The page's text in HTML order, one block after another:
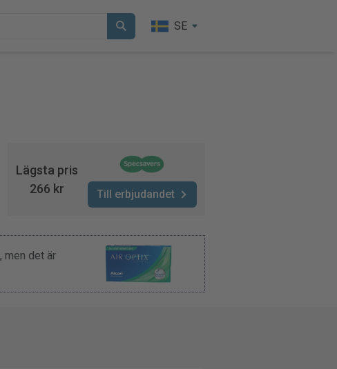
SE
Lägsta pris
266 kr
Till erbjudandet
, men det är